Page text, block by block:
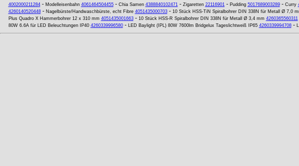
4002000211284- Modelleisenbahn 4061464504455- Chia Samen 4388840102471- Zigaretten 22116901- Pudding 5017689003289- Curry
4260140520448- Nagelbürste/Handwaschbürste, echt Fibre 4051435000703- 10 Stück HSS-TiN Spiralbohrer DIN 338N für Metall Ø 7,0
Plus Quadro X Hammerbohrer 12 x 310 mm 4051435001663- 10 Stück HSS-R Spiralbohrer DIN 338N für Metall Ø 3,4 mm 4260365560311
80W 6.6A für LED Beleuchtungen IP40 4260339996580- LED Baylight (IPL) 80W 7600lm Bridgelux Tageslichtweiß IP65 4260339994708-